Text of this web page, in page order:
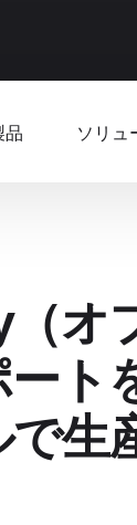
品 ソリュ
オ
ト
生